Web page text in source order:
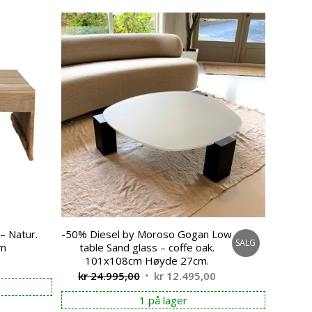
Natur.
-50% Diesel by Moroso Gogan Low
table Sand glass – coffe oak.
101x108cm Høyde 27cm.
kr24.995,00 Opprinnelig
pris
var:
kr12.495,00Nåværende
pris
er:
SALG
1 på lager